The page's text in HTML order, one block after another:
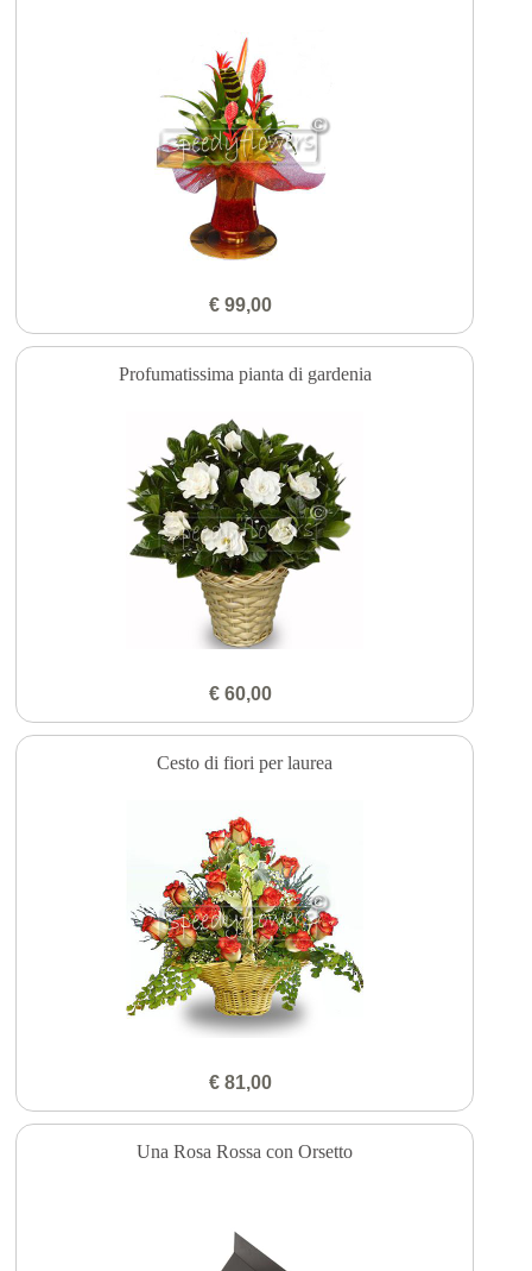
€ 99,00
Profumatissima pianta di gardenia
€ 60,00
Cesto di fiori per laurea
€ 81,00
Una Rosa Rossa con Orsetto